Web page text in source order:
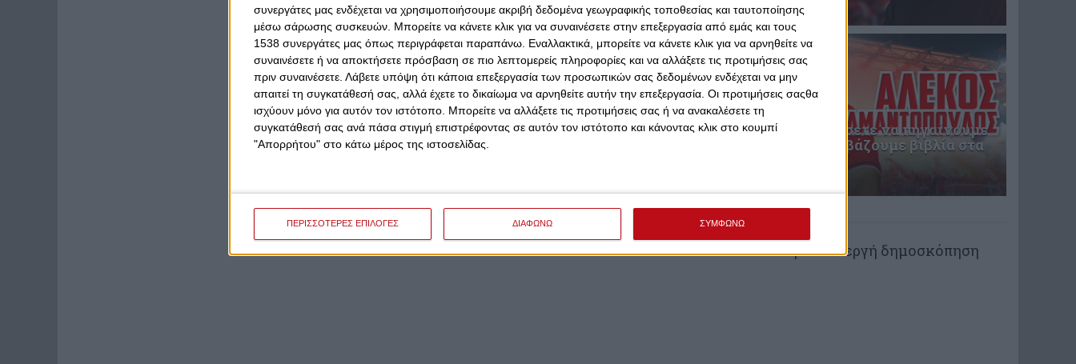
συνεργάτες μας ενδέχεται να χρησιμοποιήσουμε ακριβή δεδομένα γεωγραφικής τοποθεσίας και ταυτοποίησης
μέσω σάρωσης συσκευών. Μπορείτε να κάνετε κλικ για να συναινέσετε στην επεξεργασία από εμάς και τους
1538 συνεργάτες μας όπως περιγράφεται παραπάνω. Εναλλακτικά, μπορείτε να κάνετε κλικ για να αρνηθείτε να
συναινέσετε ή να αποκτήσετε πρόσβαση σε πιο λεπτομερείς πληροφορίες και να αλλάξετε τις προτιμήσεις σας
πριν συναινέσετε. Λάβετε υπόψη ότι κάποια επεξεργασία των προσωπικών σας δεδομένων ενδέχεται να μην
απαιτεί τη συγκατάθεσή σας, αλλά έχετε το δικαίωμα να αρνηθείτε αυτήν την επεξεργασία. Οι προτιμήσεις σαςθα
ισχύουν μόνο για αυτόν τον ιστότοπο. Μπορείτε να αλλάξετε τις προτιμήσεις σας ή να ανακαλέσετε τη
συγκατάθεσή σας ανά πάσα στιγμή επιστρέφοντας σε αυτόν τον ιστότοπο και κάνοντας κλικ στο κουμπί
"Απορρήτου" στο κάτω μέρος της ιστοσελίδας.
ΠΕΡΙΣΣΟΤΕΡΕΣ ΕΠΙΛΟΓΕΣ ΔΙΑΦΩΝΩ ΣΥΜΦΩΝΩ
31 Ιανουαρίου 2025
Μην μας καταντήσετε να πηγαίνουμε
γήπεδο και να διαβάζουμε βιβλία στα
ΨΗΦΟΦΟΡΙΑ
Δεν υπάρχει ενεργή δημοσκόπηση